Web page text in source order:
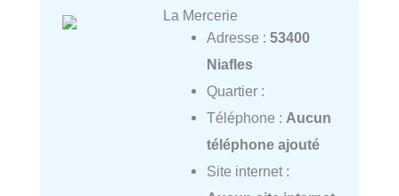
La Mercerie
Adresse : 53400
Niafles
Quartier :
Téléphone : Aucun
téléphone ajouté
Site internet :